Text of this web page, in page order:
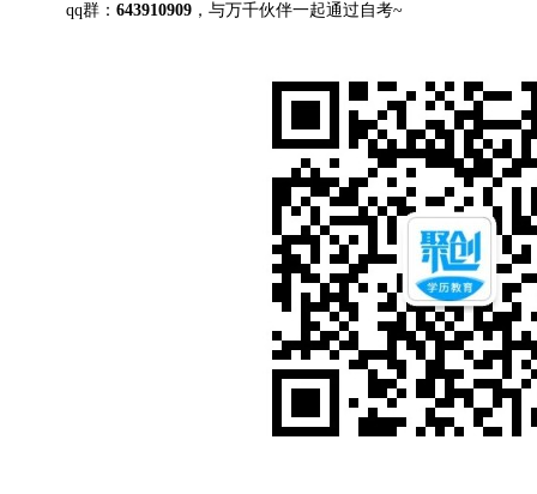
qq群： 643910909 ，与万千伙伴一起通过自考~